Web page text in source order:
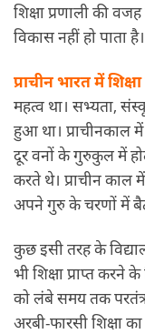
शिक्षा प्रणाली की
विकास नहीं हो पाता है।
प्राचीन भारत में
महत्व था। सभ्यता,
हुआ था। प्राचीनकाल
दूर वनों के गुरुकुल में
करते थे। प्राचीन काल
अपने गुरु के चरणों में
कुछ इसी तरह के
भी शिक्षा प्राप्त
को लंबे समय तक
अरबी-फारसी शिक्षा